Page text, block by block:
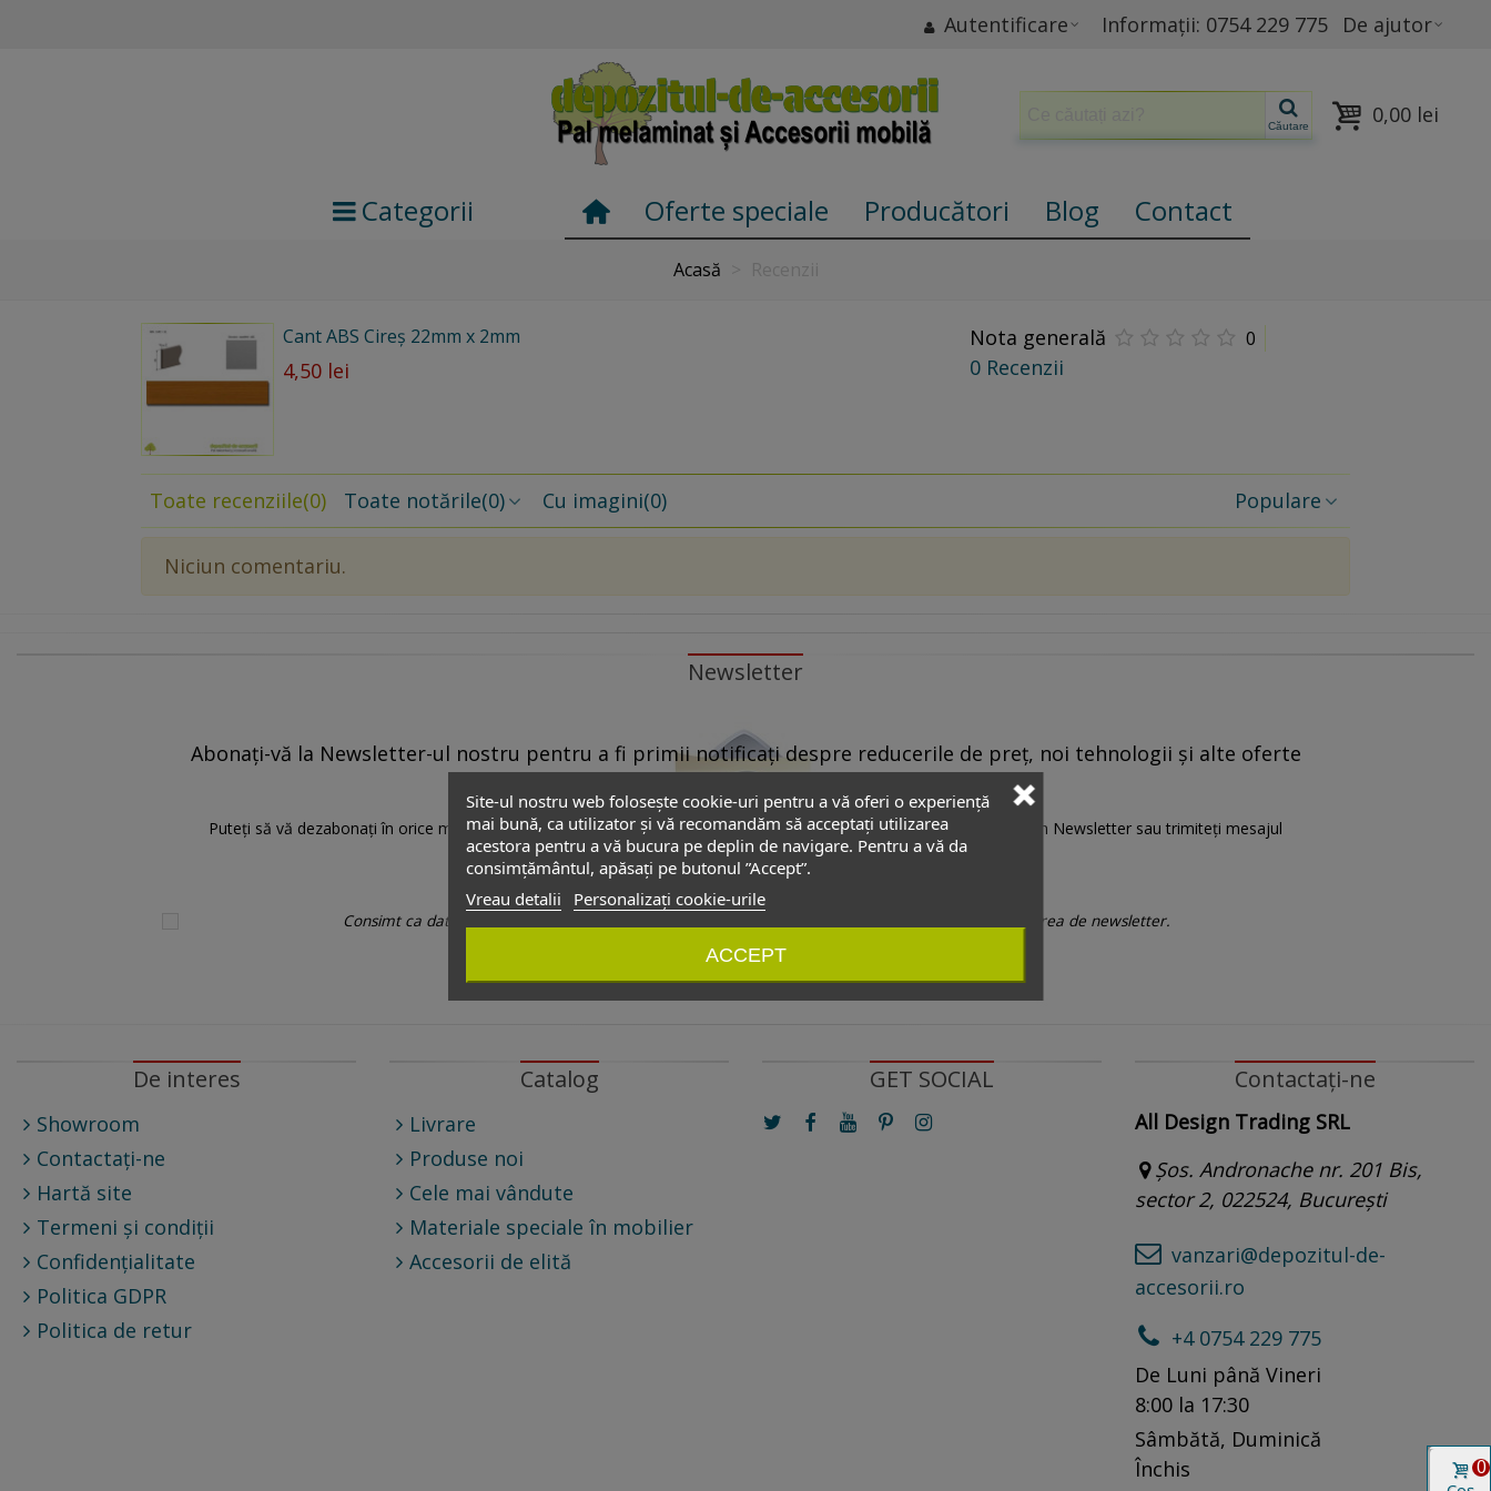
Autentificare Informații: 0754 229 775 De ajutor
Căutare 0,00 lei
Categorii Oferte speciale Producători Blog Contact
Acasă
Cant ABS Cireş 22mm x 2mm
4,50 lei
Nota generală 0
0 Recenzii
Toate recenziile(0) Toate notările(0) Cu imagini(0) Populare
Niciun comentariu.
Site-ul nostru web folosește cookie-uri pentru a vă oferi o experiență
mai bună, ca utilizator și vă recomandăm să acceptați utilizarea
acestora pentru a vă bucura pe deplin de navigare. Pentru a vă da
consimțământul, apăsați pe butonul ”Accept”.
Vreau detalii
Personalizați cookie-urile
ACCEPT
Newsletter
Abonați-vă la Newsletter-ul nostru pentru a fi primii notificați despre reducerile de preț, noi tehnologii și alte oferte
Puteți să vă dezabonați în orice moment. Pentru aceasta este suficient să dați ”click” pe oricare link ”Dezabonare” din Newsletter sau trimiteți mesajul
”dezabonare” din formularul de contact.
Consimt ca datele personale introduse în acest formular să poată fi folosite exclusiv pentru trimiterea de newsletter.
De interes
Showroom
Contactați-ne
Hartă site
Termeni și condiții
Confidențialitate
Politica GDPR
Politica de retur
Catalog
Livrare
Produse noi
Cele mai vândute
Materiale speciale în mobilier
Accesorii de elită
GET SOCIAL Contactați-ne
All Design Trading SRL
Șos. Andronache nr. 201 Bis,
sector 2, 022524, București
vanzari@depozitul-de-
accesorii.ro
+4 0754 229 775
De Luni până Vineri
8:00 la 17:30
Sâmbătă, Duminică
Închis
0